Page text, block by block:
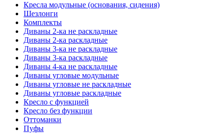
Кресла модульные (основания, сидения)
Шезлонги
Комплекты
Диваны 2-ка не раскладные
Диваны 2-ка раскладные
Диваны 3-ка не раскладные
Диваны 3-ка раскладные
Диваны 4-ка не раскладные
Диваны угловые модульные
Диваны угловые не раскладные
Диваны угловые раскладные
Кресло с функцией
Кресло без функции
Оттоманки
Пуфы